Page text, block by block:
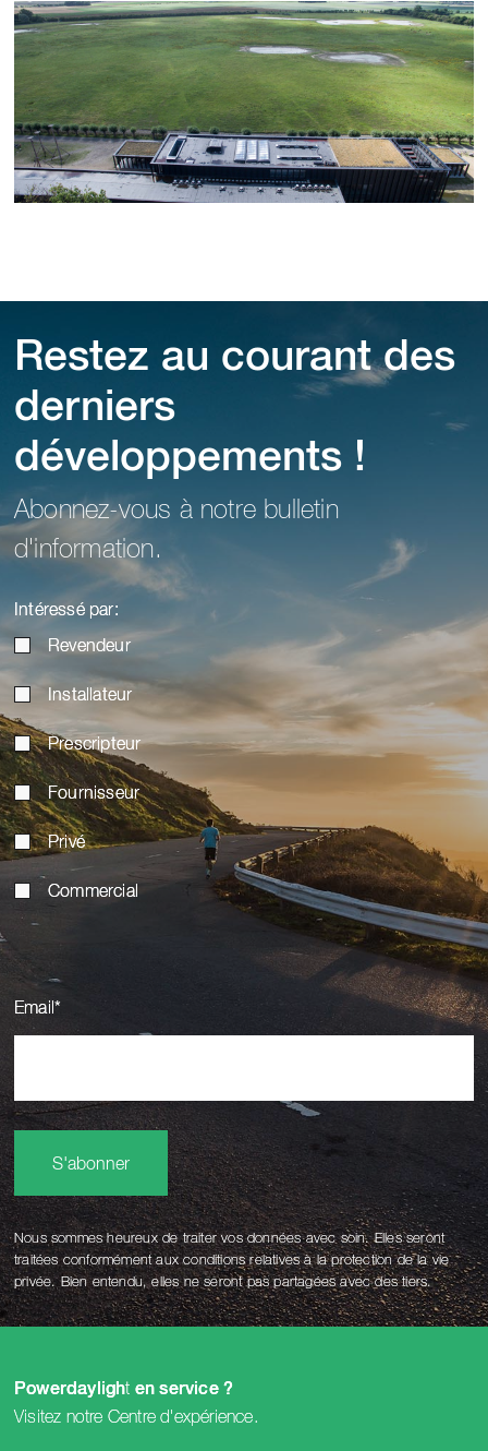
Restez au courant des
derniers
développements !
Abonnez-vous à notre bulletin
d'information.
Intéressé par:
Revendeur
Installateur
Prescripteur
Fournisseur
Privé
Commercial
Email *
S'abonner
Nous sommes heureux de traiter vos données avec soin. Elles seront
traitées conformément aux conditions relatives à la protection de la vie
privée. Bien entendu, elles ne seront pas partagées avec des tiers.
Powerdaylight en service ?
Visitez notre Centre d'expérience.